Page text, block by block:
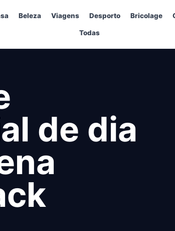
Beleza Viagens Desporto Bricolage
Todas
de dia